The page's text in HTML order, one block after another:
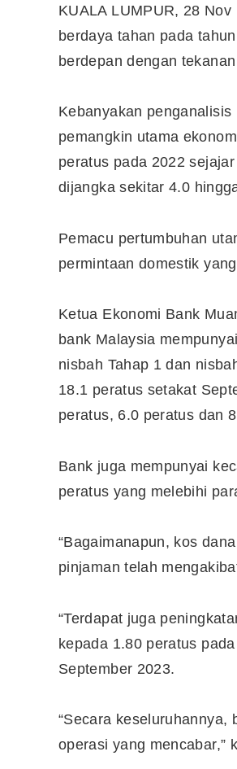
KUALA LUMPUR, 28
berdaya tahan pada
berdepan dengan
Kebanyakan
pemangkin utama
peratus pada 2022
dijangka sekitar 4.0
Pemacu pertumbuhan
permintaan domestik
Ketua Ekonomi Bank
bank Malaysia
nisbah Tahap 1 dan
18.1 peratus setakat
peratus, 6.0 peratus dan
Bank juga mempunyai
peratus yang melebihi
“Bagaimanapun, kos
pinjaman telah
“Terdapat juga
kepada 1.80 peratus
September 2023.
“Secara keseluruhannya,
operasi yang mencabar,”
Ini 15
Perlu Tahu